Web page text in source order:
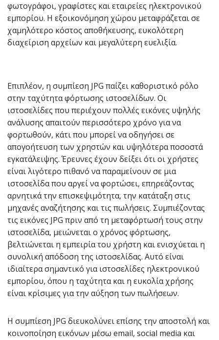
φωτογράφοι, γραφίστες και εταιρείες ηλεκτρονικού
εμπορίου. Η εξοικονόμηση χώρου μεταφράζεται σε
χαμηλότερο κόστος αποθήκευσης, ευκολότερη
διαχείριση αρχείων και μεγαλύτερη ευελιξία.
Επιπλέον, η συμπίεση JPG παίζει καθοριστικό ρόλο
στην ταχύτητα φόρτωσης ιστοσελίδων. Οι
ιστοσελίδες που περιέχουν πολλές εικόνες υψηλής
ανάλυσης απαιτούν περισσότερο χρόνο για να
φορτωθούν, κάτι που μπορεί να οδηγήσει σε
απογοήτευση των χρηστών και υψηλότερα ποσοστά
εγκατάλειψης. Έρευνες έχουν δείξει ότι οι χρήστες
είναι λιγότερο πιθανό να παραμείνουν σε μια
ιστοσελίδα που αργεί να φορτώσει, επηρεάζοντας
αρνητικά την επισκεψιμότητα, την κατάταξη στις
μηχανές αναζήτησης και τις πωλήσεις. Συμπιέζοντας
τις εικόνες JPG πριν από τη μεταφόρτωσή τους στην
ιστοσελίδα, μειώνεται ο χρόνος φόρτωσης,
βελτιώνεται η εμπειρία του χρήστη και ενισχύεται η
συνολική απόδοση της ιστοσελίδας. Αυτό είναι
ιδιαίτερα σημαντικό για ιστοσελίδες ηλεκτρονικού
εμπορίου, όπου η ταχύτητα και η ευκολία χρήσης
είναι κρίσιμες για την αύξηση των πωλήσεων.
Η συμπίεση JPG διευκολύνει επίσης την αποστολή και
κοινοποίηση εικόνων μέσω email, social media και